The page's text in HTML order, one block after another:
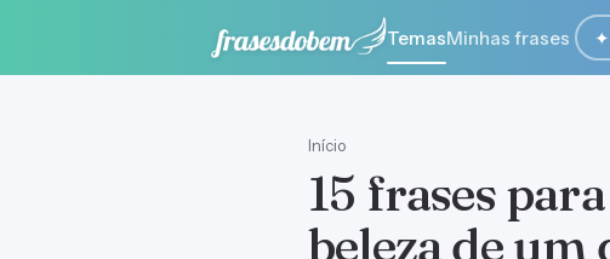
TemasMinhas frases
Início
15 frases
beleza de um